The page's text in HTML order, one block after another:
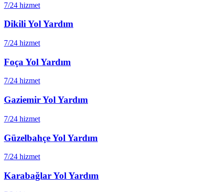
7/24 hizmet
DikiliYol Yardım
7/24 hizmet
Foça Yol Yardım
7/24 hizmet
GaziemirYol Yardım
7/24 hizmet
GüzelbahçeYol Yardım
7/24 hizmet
KarabağlarYol Yardım